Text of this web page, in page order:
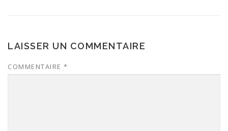
LAISSER UN COMMENTAIRE
COMMENTAIRE *